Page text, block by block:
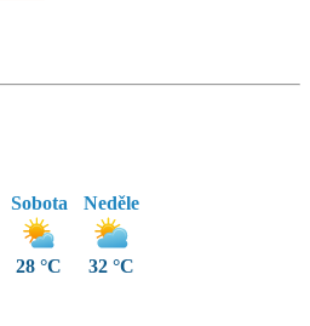
Sobota
28 °C
Neděle
32 °C